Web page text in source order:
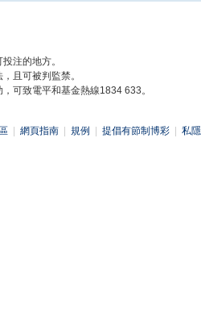
注的地方。
且可被判監禁。
可致電平和基金熱線1834 633。
網頁指南 規例 提倡有節制博彩 私